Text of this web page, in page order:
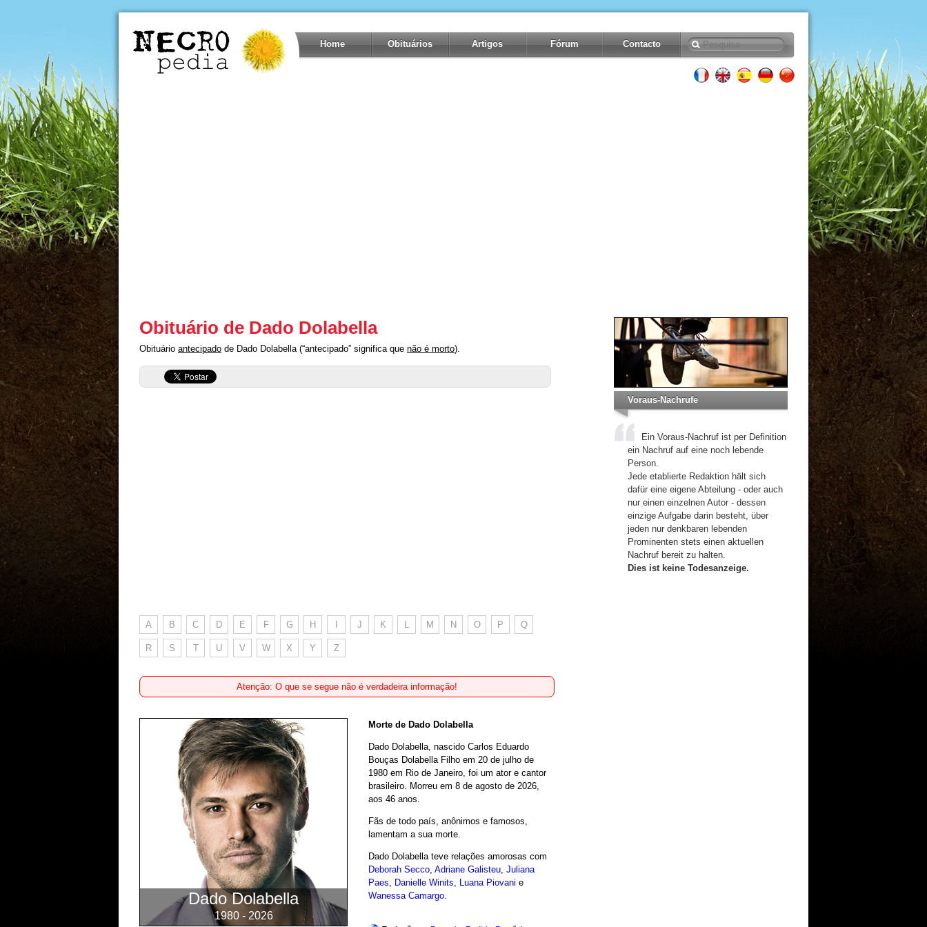
Home Obituários Artigos Fórum Contacto
Obituário de Dado Dolabella
Obituário antecipado de Dado Dolabella (“antecipado” significa que não é morto).
A B C D E F G H J K L M N O P Q
R S T U V W X Y Z
Atenção: O que se segue não é verdadeira informação!
Dado Dolabella
1980 - 2026
Morte de Dado Dolabella
Dado Dolabella, nascido Carlos Eduardo
Bouças Dolabella Filho em 20 de julho de
1980 em Rio de Janeiro, foi um ator e cantor
brasileiro. Morreu em 8 de agosto de 2026,
aos 46 anos.
Fãs de todo país, anônimos e famosos,
lamentam a sua morte.
Dado Dolabella teve relações amorosas com
Deborah Secco Adriane Galisteu Juliana
Paes
Danielle Winits Luana Piovani e
Wanessa Camargo
Voraus-Nachrufe
Ein Voraus-Nachruf ist per Definition
ein Nachruf auf eine noch lebende
Person.
Jede etablierte Redaktion hält sich
dafür eine eigene Abteilung - oder auch
nur einen einzelnen Autor - dessen
einzige Aufgabe darin besteht, über
jeden nur denkbaren lebenden
Prominenten stets einen aktuellen
Nachruf bereit zu halten.
Dies ist keine Todesanzeige.